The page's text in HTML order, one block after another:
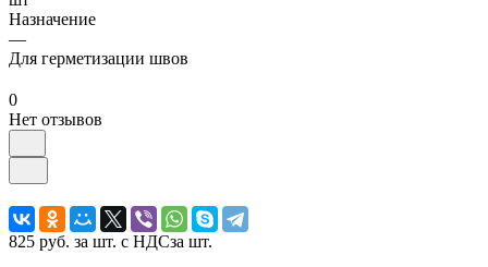
Назначение
—
Для герметизации швов
0
Нет отзывов
825 руб. за шт. с НДСза шт.